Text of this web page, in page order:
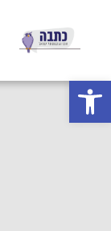
פתח סרגל נגישות